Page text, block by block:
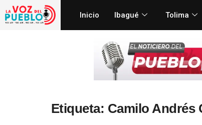
Inicio Ibagué Tolima
Etiqueta: Camilo Andrés